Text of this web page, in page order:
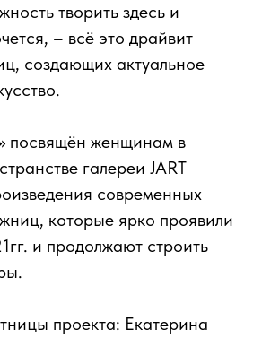
творить здесь и
– всё это драйвит
создающих актуальное
посвящён женщинам в
галереи JART
современных
которые ярко проявили
и продолжают строить
проекта: Екатерина